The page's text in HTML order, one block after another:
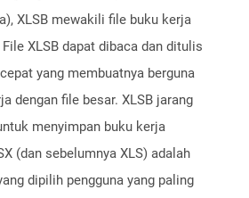
XLSB mewakili file buku kerja
XLSB dapat dibaca dan ditulis
yang membuatnya berguna
dengan file besar. XLSB jarang
menyimpan buku kerja
(dan sebelumnya XLS) adalah
dipilih pengguna yang paling